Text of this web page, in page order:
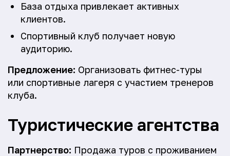
База отдыха привлекает активных
клиентов.
Спортивный клуб получает новую
аудиторию.
Предложение: Организовать фитнес-туры
или спортивные лагеря с участием тренеров
клуба.
Туристические агентства
Партнерство: Продажа туров с проживанием